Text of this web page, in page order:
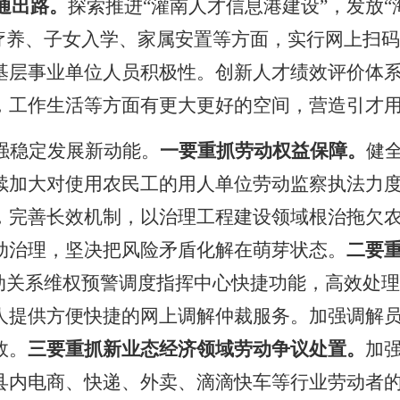
出路。 探索推进“灌南人才信息港建设”，发放
、子女入学、家属安置等方面，实行网上扫
事业单位人员积极性。 创新人才绩效评价体
作生活等方面有更大更好的空间， 营造引才
定发展新动能。 一要重抓劳动权益保障。 健
加大对使用农民工的用人单位劳动监察执法力
完善长效机制，以治理工程建设领域根治拖欠
治理，坚决把风险矛盾化解在萌芽状态。 二要
系维权预警调度指挥中心快捷功能，高效处
供方便快捷的网上调解仲裁服务。加强调解
三要重抓新业态经济领域劳动争议处置。 加
内电商、快递、外卖、滴滴快车等行业劳动者